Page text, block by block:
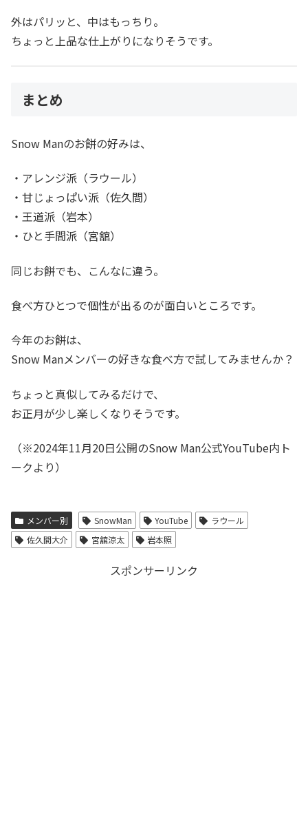
外はパリッと、中はもっちり。
ちょっと上品な仕上がりになりそうです。
まとめ
Snow Manのお餅の好みは、
・アレンジ派（ラウール）
・甘じょっぱい派（佐久間）
・王道派（岩本）
・ひと手間派（宮舘）
同じお餅でも、こんなに違う。
食べ方ひとつで個性が出るのが面白いところです。
今年のお餅は、
Snow Manメンバーの好きな食べ方で試してみませんか？
ちょっと真似してみるだけで、
お正月が少し楽しくなりそうです。
（※2024年11月20日公開のSnow Man公式YouTube内ト
ークより）
メンバー別 SnowMan YouTube
ラウール
佐久間大介
宮舘涼太 岩本照
スポンサーリンク